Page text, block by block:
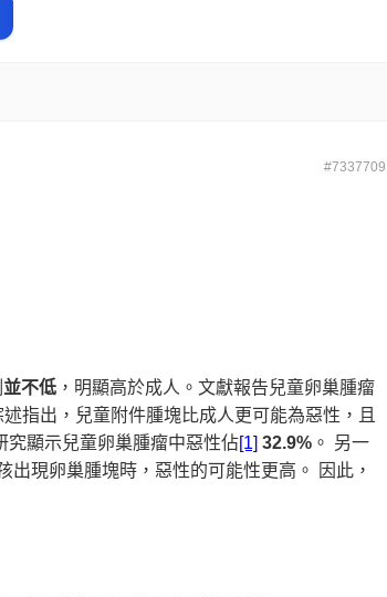
#7337709
並不低 ，明顯高於成人。文獻報告兒童卵巢腫瘤
指出，兒童附件腫塊比成人更可能為惡性，且
究顯示兒童卵巢腫瘤中惡性佔[1] 32.9% 。 另一
出現卵巢腫塊時，惡性的可能性更高。 因此，